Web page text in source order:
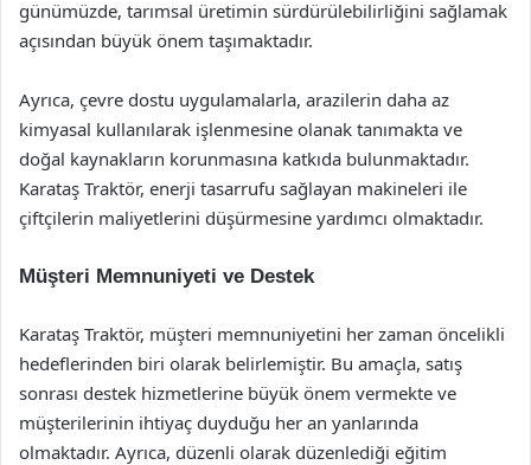
günümüzde, tarımsal üretimin sürdürülebilirliğini sağlamak
açısından büyük önem taşımaktadır.
Ayrıca, çevre dostu uygulamalarla, arazilerin daha az
kimyasal kullanılarak işlenmesine olanak tanımakta ve
doğal kaynakların korunmasına katkıda bulunmaktadır.
Karataş Traktör, enerji tasarrufu sağlayan makineleri ile
çiftçilerin maliyetlerini düşürmesine yardımcı olmaktadır.
Müşteri Memnuniyeti ve Destek
Karataş Traktör, müşteri memnuniyetini her zaman öncelikli
hedeflerinden biri olarak belirlemiştir. Bu amaçla, satış
sonrası destek hizmetlerine büyük önem vermekte ve
müşterilerinin ihtiyaç duyduğu her an yanlarında
olmaktadır. Ayrıca, düzenli olarak düzenlediği eğitim